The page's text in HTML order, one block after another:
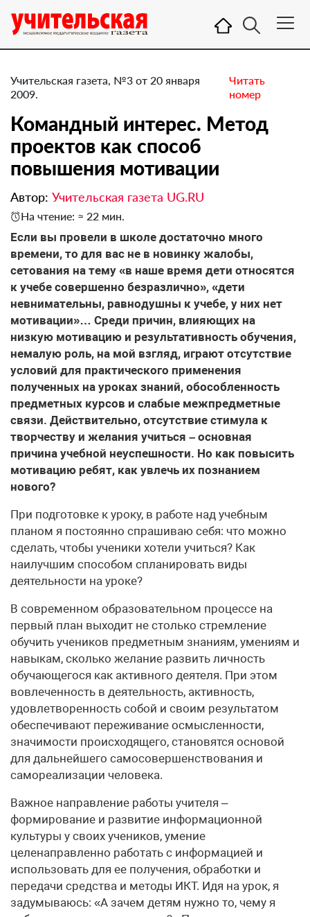
Учительская газета, №3 от 20 января
2009.
Читать
номер
Командный интерес. Метод
проектов как способ
повышения мотивации
Автор: Учительская газета UG.RU
На чтение: ≈ 22 мин.
Если вы провели в школе достаточно много
времени, то для вас не в новинку жалобы,
сетования на тему «в наше время дети относятся
к учебе совершенно безразлично», «дети
невнимательны, равнодушны к учебе, у них нет
мотивации»… Среди причин, влияющих на
низкую мотивацию и результативность обучения,
немалую роль, на мой взгляд, играют отсутствие
условий для практического применения
полученных на уроках знаний, обособленность
предметных курсов и слабые межпредметные
связи. Действительно, отсутствие стимула к
творчеству и желания учиться – основная
причина учебной неуспешности. Но как повысить
мотивацию ребят, как увлечь их познанием
нового?
При подготовке к уроку, в работе над учебным
планом я постоянно спрашиваю себя: что можно
сделать, чтобы ученики хотели учиться? Как
наилучшим способом спланировать виды
деятельности на уроке?
В современном образовательном процессе на
первый план выходит не столько стремление
обучить учеников предметным знаниям, умениям и
навыкам, сколько желание развить личность
обучающегося как активного деятеля. При этом
вовлеченность в деятельность, активность,
удовлетворенность собой и своим результатом
обеспечивают переживание осмысленности,
значимости происходящего, становятся основой
для дальнейшего самосовершенствования и
самореализации человека.
Важное направление работы учителя –
формирование и развитие информационной
культуры у своих учеников, умение
целенаправленно работать с информацией и
использовать для ее получения, обработки и
передачи средства и методы ИКТ. Идя на урок, я
задумываюсь: «А зачем детям нужно то, чему я